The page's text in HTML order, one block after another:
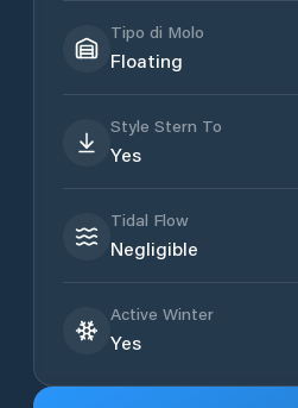
Tipo di Molo
Floating
Style Stern To
Yes
Tidal Flow
Negligible
Active Winter
Yes